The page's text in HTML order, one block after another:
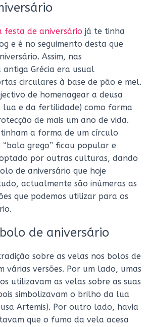
festa de aniversário já te tinha
e é no seguimento desta que
Assim, nas
antiga Grécia era usual
circulares à base de pão e mel.
de homenagear a deusa
lua e da fertilidade) como forma
de mais um ano de vida.
a forma de um círculo
“bolo grego” ficou popular e
por outras culturas, dando
de aniversário que hoje
actualmente são inúmeras as
que podemos utilizar para os
de aniversário
sobre as velas nos bolos de
várias versões. Por um lado, umas
utilizavam as velas sobre as suas
simbolizavam o brilho da lua
Artemis). Por outro lado, havia
que o fumo da vela acesa